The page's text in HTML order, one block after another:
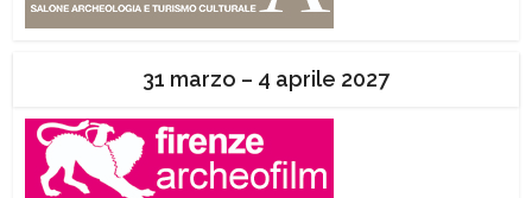
31 marzo – 4 aprile 2027